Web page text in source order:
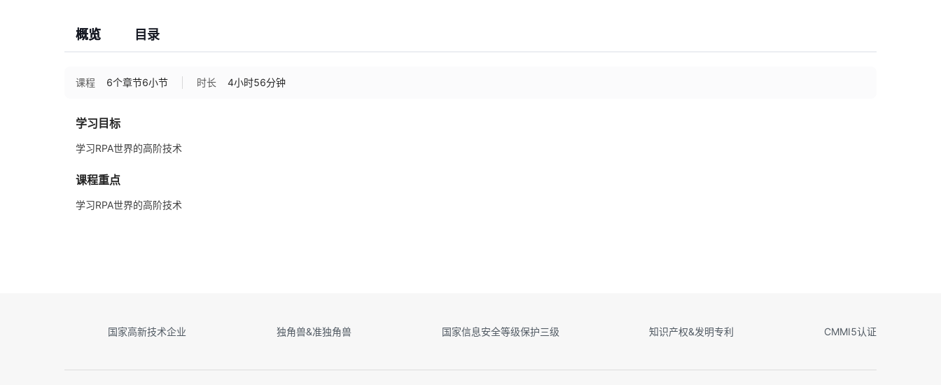
概览 目录
课程 6个章节6小节 时长 4小时56分钟
学习目标
学习RPA世界的高阶技术
课程重点
学习RPA世界的高阶技术
国家高新技术企业 独角兽&准独角兽 国家信息安全等级保护三级 知识产权&发明专利 CMMI5认证